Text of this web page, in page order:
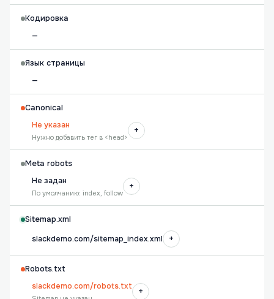
Кодировка
—
Язык страницы
—
Canonical
Не указан
Нужно добавить тег в <head>
+
Meta robots
Не задан
По умолчанию: index, follow
+
Sitemap.xml
slackdemo.com/sitemap_index.xml
+
Robots.txt
slackdemo.com/robots.txt
+